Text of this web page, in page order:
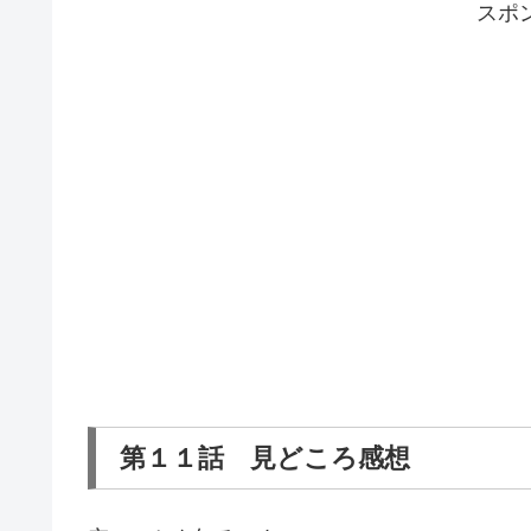
スポ
第１１話 見どころ感想